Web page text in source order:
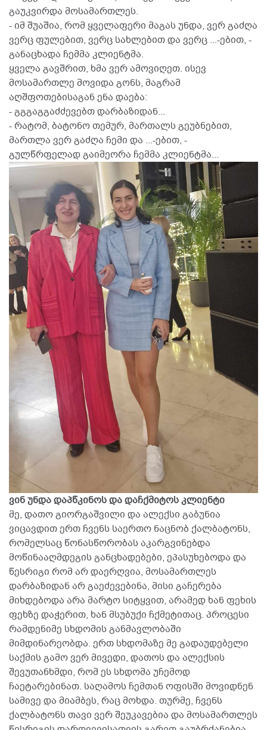
გაუკვირდა მოსამართლეს.
- იმ შუაშია, რომ ყველაფერი მაგას უნდა, ვერ გაძღა
ვერც ფულებით, ვერც სახლებით და ვერც ...-ებით, -
განაცხადა ჩემმა კლიენტმა.
ყველა გავშრით, ხმა ვერ ამოვიღეთ. ისევ
მოსამართლე მოვიდა გონს, მაგრამ
აღშფოთებისაგან ენა დაება:
- გგგაგგაძძევებთ დარბაზიდან...
- რატომ, ბატონო თემურ, მართალს გეუბნებით,
მართლა ვერ გაძღა ჩემი და ...-ებით, -
გულწრფელად გაიმეორა ჩემმა კლიენტმა...
ვინ უნდა დაპწკინოს და დაჩქმიტოს კლიენტი
მე, დათო გიორგაშვილი და ალექსი გაბუნია
ვიცავდით ერთ ჩვენს საერთო ნაცნობ ქალბატონს,
რომელსაც წონასწორობას აკარგვინებდა
მოწინააღმდეგის განცხადებები, ეპასუხებოდა და
წესრიგი რომ არ დაერღვია, მოსამართლეს
დარბაზიდან არ გაეძევებინა, მისი გაჩერება
მიხდებოდა არა მარტო სიტყვით, არამედ ხან ფეხის
ფეხზე დაჭერით, ხან მსუბუქი ჩქმეტითაც. პროცესი
რამდენიმე სხდომის განმავლობაში
მიმდინარეობდა. ერთ სხდომაზე მე გადაუდებელი
საქმის გამო ვერ მივედი, დათოს და ალექსის
შევუთანხმდი, რომ ეს სხდომა უჩემოდ
ჩაეტარებინათ. საღამოს ჩემთან ოფისში მოვიდნენ
სამივე და მიამბეს, რაც მოხდა. თურმე, ჩვენს
ქალბატონს თავი ვერ შეუკავებია და მოსამართლეს